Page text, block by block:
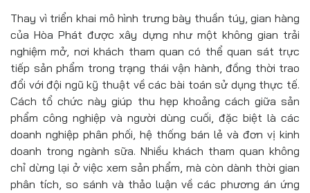
Thay vì triển khai mô hình trưng bày thuần túy, gian hàng
của Hòa Phát được xây dựng như một không gian trải
nghiệm mở, nơi khách tham quan có thể quan sát trực
tiếp sản phẩm trong trạng thái vận hành, đồng thời trao
đổi với đội ngũ kỹ thuật về các bài toán sử dụng thực tế.
Cách tổ chức này giúp thu hẹp khoảng cách giữa sản
phẩm công nghiệp và người dùng cuối, đặc biệt là các
doanh nghiệp phân phối, hệ thống bán lẻ và đơn vị kinh
doanh trong ngành sữa. Nhiều khách tham quan không
chỉ dừng lại ở việc xem sản phẩm, mà còn dành thời gian
phân tích, so sánh và thảo luận về các phương án ứng